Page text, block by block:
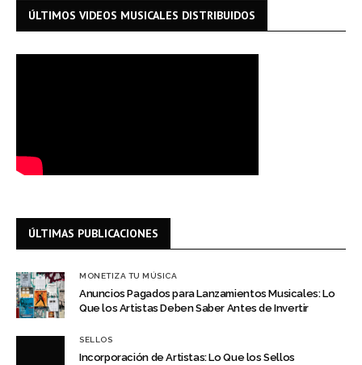
ÚLTIMOS VIDEOS MUSICALES DISTRIBUIDOS
ÚLTIMAS PUBLICACIONES
MONETIZA TU MÚSICA
Anuncios Pagados para Lanzamientos Musicales: Lo
Que los Artistas Deben Saber Antes de Invertir
SELLOS
Incorporación de Artistas: Lo Que los Sellos